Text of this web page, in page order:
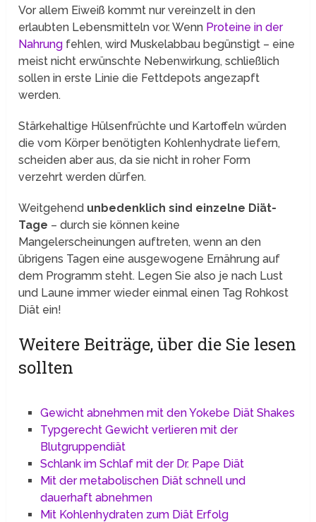
Vor allem Eiweiß kommt nur vereinzelt in den
erlaubten Lebensmitteln vor. Wenn Proteine in der
Nahrung fehlen, wird Muskelabbau begünstigt – eine
meist nicht erwünschte Nebenwirkung, schließlich
sollen in erste Linie die Fettdepots angezapft
werden.
Stärkehaltige Hülsenfrüchte und Kartoffeln würden
die vom Körper benötigten Kohlenhydrate liefern,
scheiden aber aus, da sie nicht in roher Form
verzehrt werden dürfen.
Weitgehend unbedenklich sind einzelne Diät-
Tage – durch sie können keine
Mangelerscheinungen auftreten, wenn an den
übrigens Tagen eine ausgewogene Ernährung auf
dem Programm steht. Legen Sie also je nach Lust
und Laune immer wieder einmal einen Tag Rohkost
Diät ein!
Weitere Beiträge, über die Sie lesen
sollten
Gewicht abnehmen mit den Yokebe Diät Shakes
Typgerecht Gewicht verlieren mit der
Blutgruppendiät
Schlank im Schlaf mit der Dr. Pape Diät
Mit der metabolischen Diät schnell und
dauerhaft abnehmen
Mit Kohlenhydraten zum Diät Erfolg